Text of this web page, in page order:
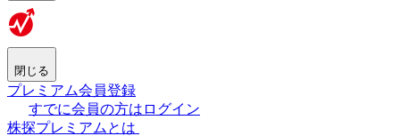
閉じる
プレミアム会員登録
すでに会員の方はログイン
株探プレミアムとは